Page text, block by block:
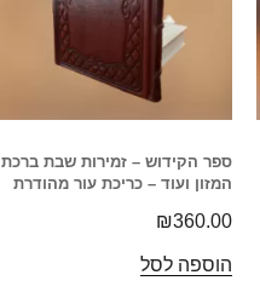
ספר הקידוש – זמירות שבת ברכת
המזון ועוד – כריכת עור מהודרת
₪360.00
הוספה לסל